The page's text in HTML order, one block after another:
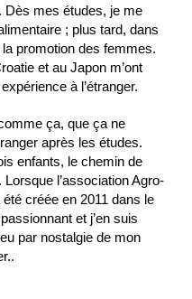
mes études, je me
; plus tard, dans
la promotion des femmes.
et au Japon m’ont
à l’étranger.
ça, que ça ne
après les études.
enfants, le chemin de
l’association Agro-
créée en 2011 dans le
et j’en suis
par nostalgie de mon
.